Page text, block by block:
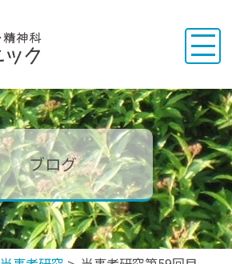
ブログ